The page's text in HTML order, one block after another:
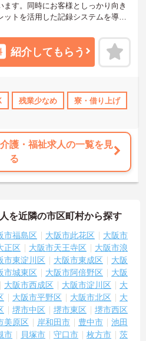
OK 資格取得サポート 研修制
ます。同時にお客様としっかり向き
トを活用した記録システムを導入
事です。
士で「ありがとう」のバッジを送
度があります。社内全体で毎月1万50
て相談できるあたたかい雰囲気で
長をしっかり実感しながら働けま
紹介してもらう
残業少なめ 寮・借り上げ
護・福祉求人の一覧を見
る
を近隣の市区町村から探す
市福島区 大阪市此花区
大阪市
正区 大阪市天王寺区
大阪市浪
市東淀川区 大阪市東成区
大阪
市城東区 大阪市阿倍野区
大阪
大阪市西成区 大阪市淀川区
大
大阪市平野区 大阪市北区
大
堺市中区 堺市東区
堺市西区
美原区 岸和田市 豊中市
池田
市 貝塚市 守口市 枚方市
茨